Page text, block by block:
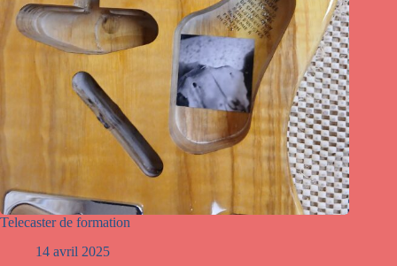
Telecaster de formation
14 avril 2025